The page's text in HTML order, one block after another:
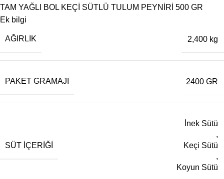
TAM YAĞLI BOL KEÇİ SÜTLÜ TULUM PEYNİRİ 500 GR
Ek bilgi
AĞIRLIK 2,400 kg
PAKET GRAMAJI 2400 GR
SÜT İÇERIĞI
İnek Sütü
,
Keçi Sütü
,
Koyun Sütü